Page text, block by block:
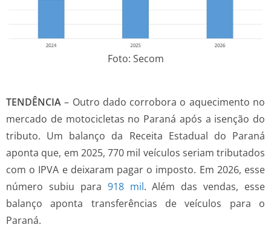
Foto: Secom
TENDÊNCIA– Outro dado corrobora o aquecimento no
mercado de motocicletas no Paraná após a isenção do
tributo. Um balanço da Receita Estadual do Paraná
aponta que, em 2025, 770 mil veículos seriam tributados
com o IPVA e deixaram pagar o imposto. Em 2026, esse
número subiu para 918 mil. Além das vendas, esse
balanço aponta transferências de veículos para o
Paraná.